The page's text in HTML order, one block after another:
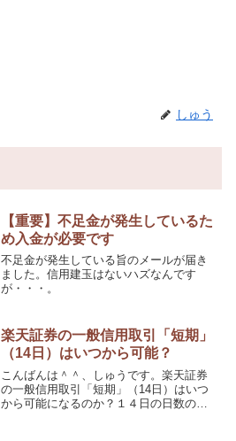
しゅう
【重要】不足金が発生しているた
め入金が必要です
不足金が発生している旨のメールが届き
ました。信用建玉はないハズなんです
が・・・。
楽天証券の一般信用取引「短期」
（14日）はいつから可能？
こんばんは＾＾、しゅうです。楽天証券
の一般信用取引「短期」（14日）はいつ
から可能になるのか？１４日の日数の数